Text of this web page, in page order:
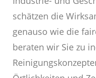
schätzen die
genauso wie die
beraten wir Sie zu